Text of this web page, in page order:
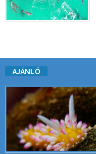
AJÁNLÓ